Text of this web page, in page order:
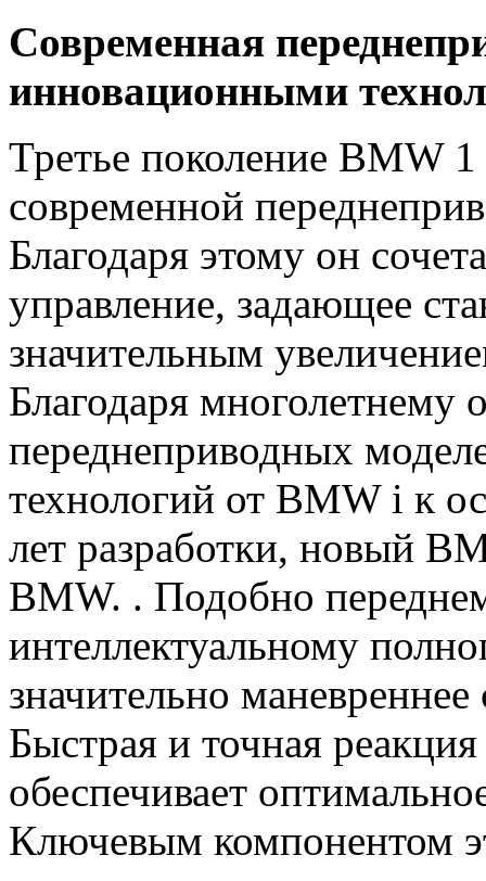
Современная
инновационными
Третье поколение BMW
современной
Благодаря этому он
управление, задающее
значительным
Благодаря многолетнему
переднеприводных
технологий от BMW i к
лет разработки, новый
BMW. . Подобно
интеллектуальному
значительно
Быстрая и точная
обеспечивает
Ключевым компонентом